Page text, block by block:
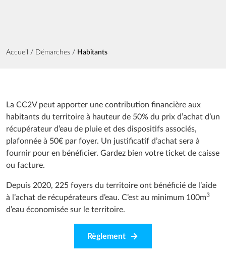
Fil d'Ariane
Accueil Démarches Habitants
La CC2V peut apporter une contribution financière aux
habitants du territoire à hauteur de 50% du prix d’achat d’un
récupérateur d’eau de pluie et des dispositifs associés,
plafonnée à 50€ par foyer. Un justificatif d’achat sera à
fournir pour en bénéficier. Gardez bien votre ticket de caisse
ou facture.
Depuis 2020, 225 foyers du territoire ont bénéficié de l’aide
à l’achat de récupérateurs d’eau. C’est au minimum 100m3
d’eau économisée sur le territoire.
Règlement